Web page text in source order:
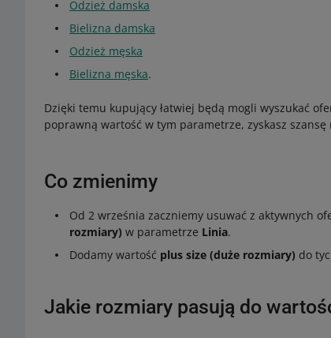
Odzież damska
Bielizna damska
Odzież męska
Bielizna męska.
Dzięki temu kupujący łatwiej będą mogli wyszukać
poprawną wartość w tym parametrze, zyskasz
Co zmienimy
Od 2 września zaczniemy usuwać z aktywnych
rozmiary) w parametrze Linia.
Dodamy wartość plus size (duże rozmiary) do
Jakie rozmiary pasują do